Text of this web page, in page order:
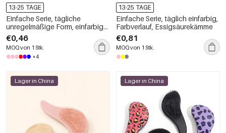
13-25 TAGE
Einfache Serie, tägliche
unregelmäßige Form, einfarbige
Kunststoffkämme
€0,46
MOQ von 1 Stk.
+4
13-25 TAGE
Einfache Serie, täglich einfarbig,
Farbverlauf, Essigsäurekämme
€0,81
MOQ von 1 Stk.
Lager in China Lager in China